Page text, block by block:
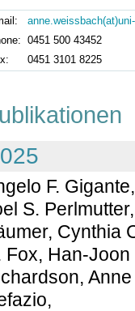
0451 500 43452
0451 3101 8225
F.
S.
Cynthia
Fox, Han-